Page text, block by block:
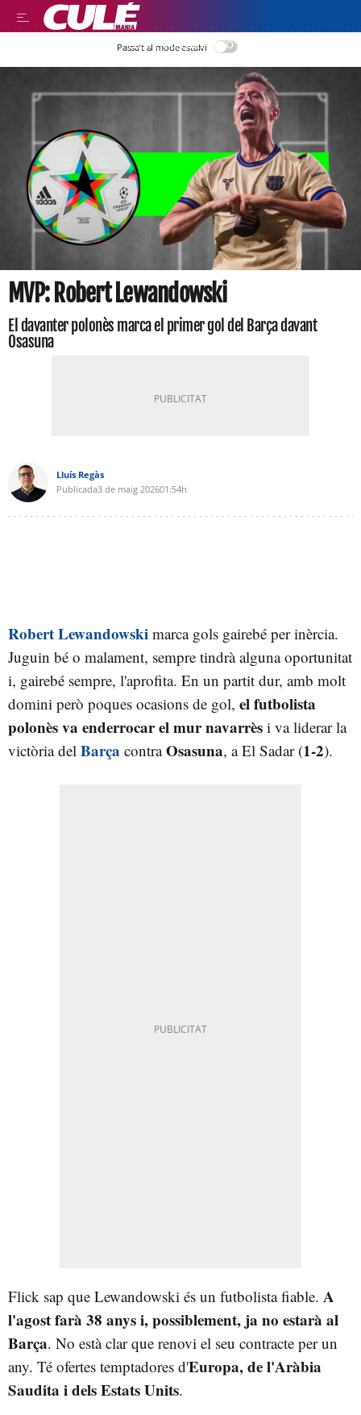
LEER EN CASTELLANO
Passa’t al mode estalvi
MVP: Robert Lewandowski
El davanter polonès marca el primer gol del Barça davant
Osasuna
Lluís Regàs
Publicada3 de maig 202601:54h
Robert Lewandowski marca gols gairebé per inèrcia.
Juguin bé o malament, sempre tindrà alguna oportunitat
i, gairebé sempre, l'aprofita. En un partit dur, amb molt
domini però poques ocasions de gol, el futbolista
polonès va enderrocar el mur navarrès i va liderar la
victòria del Barça contraOsasuna, a El Sadar (1-2).
Flick sap que Lewandowski és un futbolista fiable. A
l'agost farà 38 anys i, possiblement, ja no estarà al
Barça. No està clar que renovi el seu contracte per un
any. Té ofertes temptadores d'Europa, de l'Aràbia
Saudita i dels Estats Units.